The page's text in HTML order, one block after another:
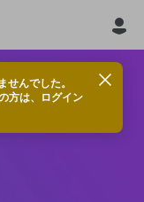
せんでした。
方は、ログイン